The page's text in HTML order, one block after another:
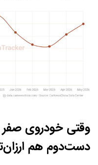
وقتی خودروی صفر
دست‌دوم هم